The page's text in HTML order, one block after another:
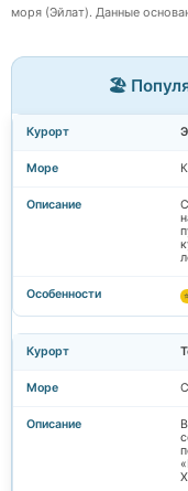
моря (Эйлат). Данные
🏖️